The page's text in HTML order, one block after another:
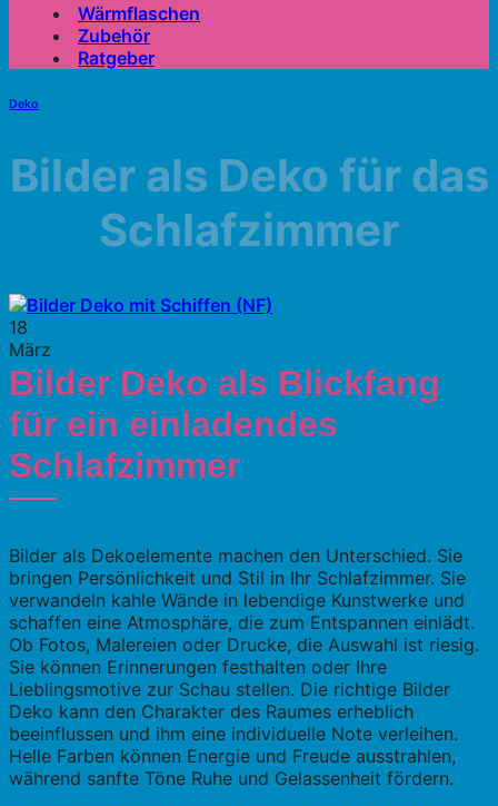
Wärmflaschen
Zubehör
Ratgeber
Deko
Bilder als Deko für das
Schlafzimmer
18
März
Bilder Deko als Blickfang
für ein einladendes
Schlafzimmer
Bilder als Dekoelemente machen den Unterschied. Sie
bringen Persönlichkeit und Stil in Ihr Schlafzimmer. Sie
verwandeln kahle Wände in lebendige Kunstwerke und
schaffen eine Atmosphäre, die zum Entspannen einlädt.
Ob Fotos, Malereien oder Drucke, die Auswahl ist riesig.
Sie können Erinnerungen festhalten oder Ihre
Lieblingsmotive zur Schau stellen. Die richtige Bilder
Deko kann den Charakter des Raumes erheblich
beeinflussen und ihm eine individuelle Note verleihen.
Helle Farben können Energie und Freude ausstrahlen,
während sanfte Töne Ruhe und Gelassenheit fördern.